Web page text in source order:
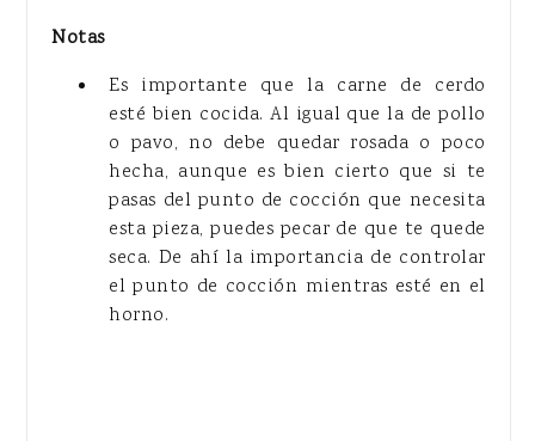
Notas
Es importante que la carne de cerdo
esté bien cocida. Al igual que la de pollo
o pavo, no debe quedar rosada o poco
hecha, aunque es bien cierto que si te
pasas del punto de cocción que necesita
esta pieza, puedes pecar de que te quede
seca. De ahí la importancia de controlar
el punto de cocción mientras esté en el
horno.